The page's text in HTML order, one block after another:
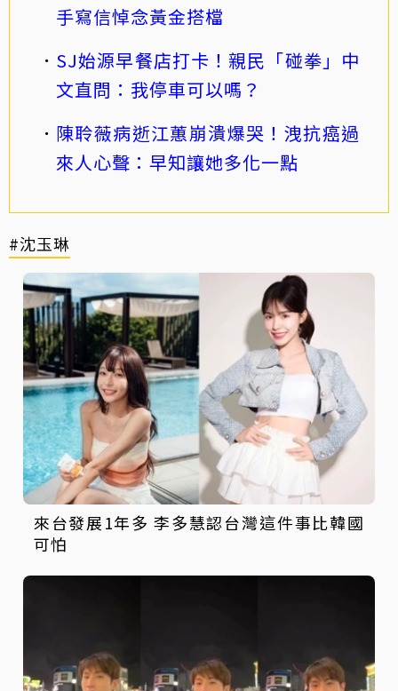
手寫信悼念黃金搭檔
SJ始源早餐店打卡！親民「碰拳」中
文直問：我停車可以嗎？
陳聆薇病逝江蕙崩潰爆哭！洩抗癌過
來人心聲：早知讓她多化一點
#沈玉琳
來台發展1年多 李多慧認台灣這件事比韓國
可怕